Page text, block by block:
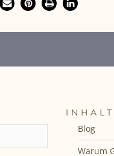
INHALT
Blog
Warum